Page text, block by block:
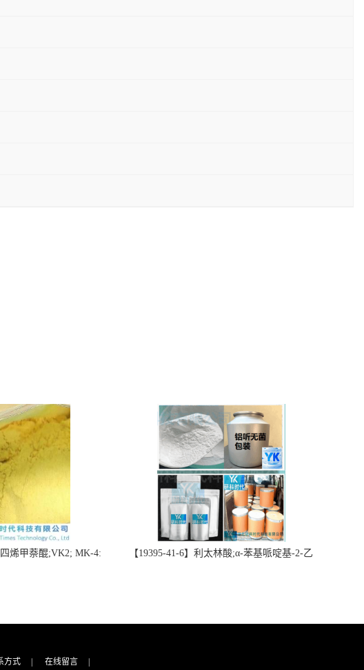
四烯甲萘醌;VK2; MK-4:
【19395-41-6】利太林酸;α-苯基哌啶基-2-乙
方式 在线留言